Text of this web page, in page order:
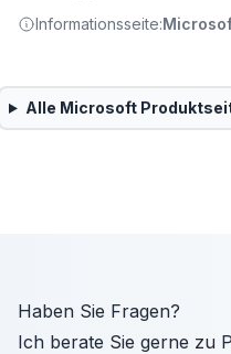
Informationsseite:
Alle Microsoft
Haben Sie Fragen?
Ich berate Sie gerne zu